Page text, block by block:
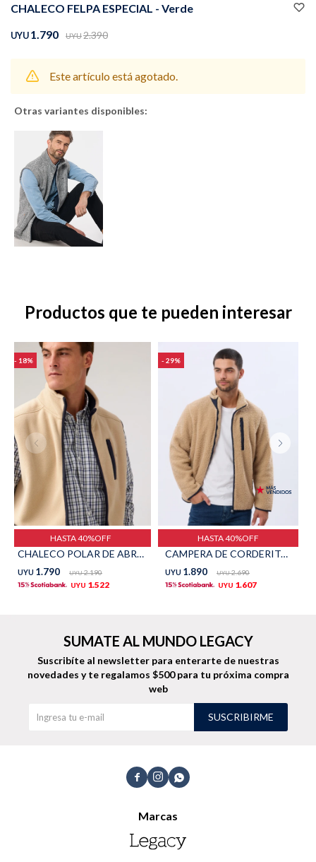
CHALECO FELPA ESPECIAL - Verde
UYU1.790 UYU2.390
Este artículo está agotado.
Otras variantes disponibles:
Productos que te pueden interesar
18
HASTA 40%OFF
CHALECO POLAR DE ABRIGO - Beige
UYU 1.790 UYU 2.190
UYU 1.522
29
HASTA 40%OFF
CAMPERA DE CORDERITO y POLAR - Beige
UYU 1.890 UYU 2.690
UYU 1.607
  
Marcas
SUMATE AL MUNDO LEGACY
Suscribíte al newsletter para enterarte de nuestras
novedades y te regalamos $500 para tu próxima compra
web
SUSCRIBIRME
Camperas Chalecos
Canguros
Sacos Calzado
Bolsos y valijas Accesorios
TALLES GRANDES Uniformes empresariales
Quiero ser parte Canjear mis puntos
Envíos, cambios y devoluciones